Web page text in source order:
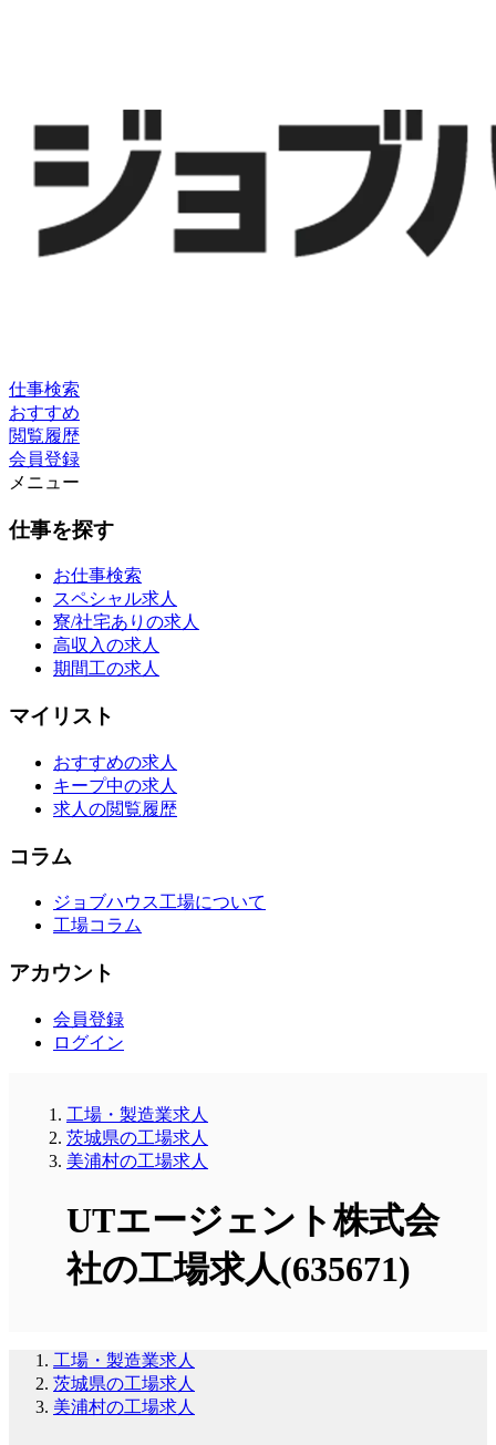
仕事検索
おすすめ
閲覧履歴
会員登録
メニュー
仕事を探す
お仕事検索
スペシャル求人
寮/社宅ありの求人
高収入の求人
期間工の求人
マイリスト
おすすめの求人
キープ中の求人
求人の閲覧履歴
コラム
ジョブハウス工場について
工場コラム
アカウント
会員登録
ログイン
工場・製造業求人
茨城県の工場求人
美浦村の工場求人
UTエージェント株式会
社の工場求人(635671)
工場・製造業求人
茨城県の工場求人
美浦村の工場求人